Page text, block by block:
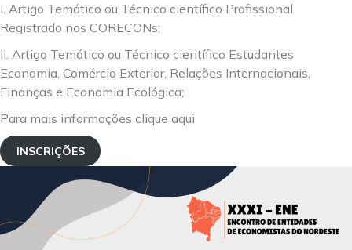
I. Artigo Temático ou Técnico científico Profissional
Registrado nos CORECONs;
II. Artigo Temático ou Técnico científico Estudantes
Economia, Comércio Exterior, Relações Internacionais,
Finanças e Economia Ecológica;
Para mais informações clique aqui
INSCRIÇÕES